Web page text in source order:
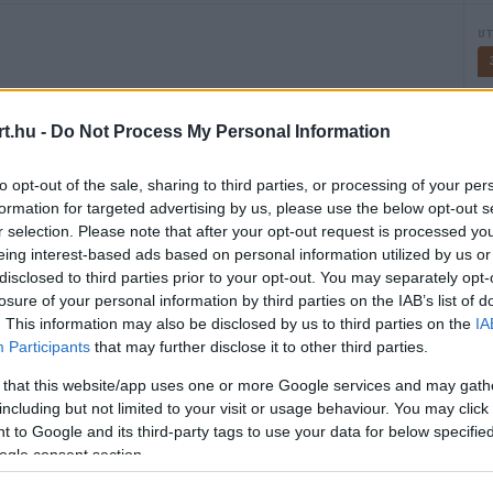
- Do Not Process My Personal Information
opt-out of the sale, sharing to third parties, or processing of your
for targeted advertising by us, please use the below opt-out
selection. Please note that after your opt-out request is processed
interest-based ads based on personal information utilized by us
to third parties prior to your opt-out. You may separately
of your personal information by third parties on the IAB’s list of
This information may also be disclosed by us to third parties on the
Participants that may further disclose it to other third parties.
that this website/app uses one or more Google services and may
but not limited to your visit or usage behaviour. You may
to Google and its third-party tags to use your data for below
consent section.
2026.03.28
HARMADIK SZABADEDZÉS 02:30
IDŐMÉRŐ 06:00